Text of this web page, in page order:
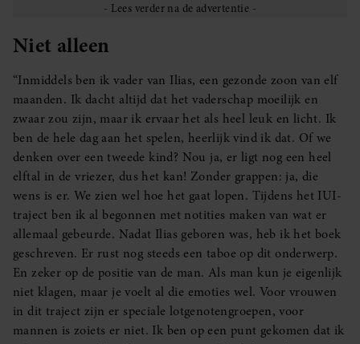
partners kunnen deze gegevens combineren met andere
informatie die u aan ze heeft verstrekt of die ze hebben
verzameld op basis van uw gebruik van hun services. U
gaat akkoord met onze cookies als u onze website blijft
gebruiken.
Niet alleen
“Inmiddels ben ik vader van Ilias, een gezonde zoon van elf
maanden. Ik dacht altijd dat het vaderschap moeilijk en
zwaar zou zijn, maar ik ervaar het als heel leuk en licht. Ik
ben de hele dag aan het spelen, heerlijk vind ik dat. Of we
denken over een tweede kind? Nou ja, er ligt nog een heel
elftal in de vriezer, dus het kan! Zonder grappen: ja, die
wens is er. We zien wel hoe het gaat lopen. Tijdens het IUI-
traject ben ik al begonnen met notities maken van wat er
allemaal gebeurde. Nadat Ilias geboren was, heb ik het boek
geschreven. Er rust nog steeds een taboe op dit onderwerp.
En zeker op de positie van de man. Als man kun je eigenlijk
niet klagen, maar je voelt al die emoties wel. Voor vrouwen
in dit traject zijn er speciale lotgenotengroepen, voor
mannen is zoiets er niet. Ik ben op een punt gekomen dat ik